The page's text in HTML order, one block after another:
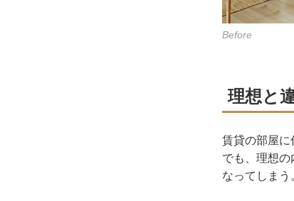
Before
理想と
賃貸の部屋
でも、理想
なってしまう